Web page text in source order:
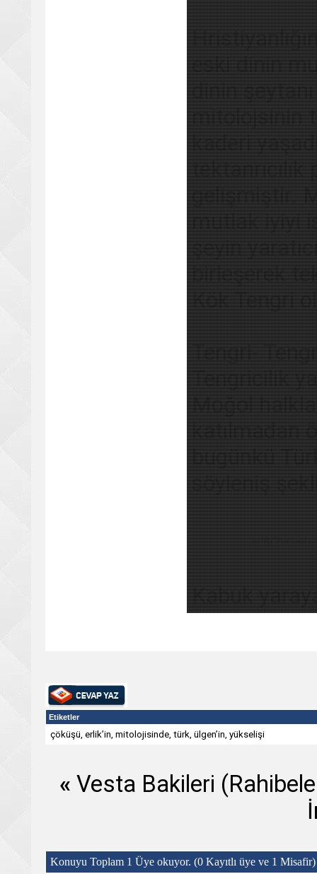
eski dinin
dinin
mitolojsinin
kaderi
gelişmiştir.
mutlak iyiyi
şeyin
birleşerek
Kök Tengri
Tengri-
Tengricilik
Moğol
katılmadan
bugünkü
söyleniş
Kabuk
Etiketler
çöküşü, erlik’in, mitolojisinde, türk, ülgen’in, yükselişi
« Vesta Bakileri
Konuyu Toplam 1 Üye okuyor. (0 Kayıtlı üye ve 1 Misafir)